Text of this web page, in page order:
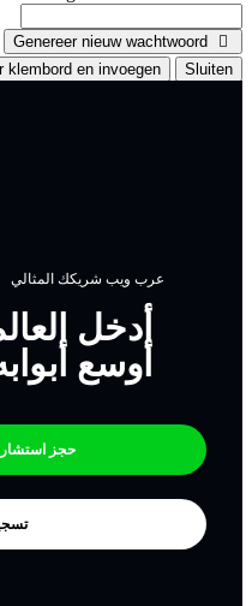
klembord en invoegen
عرب ويب شريكك المثالي
أدخل
أوسع أبوابه
حجز استشارة
تسجيل